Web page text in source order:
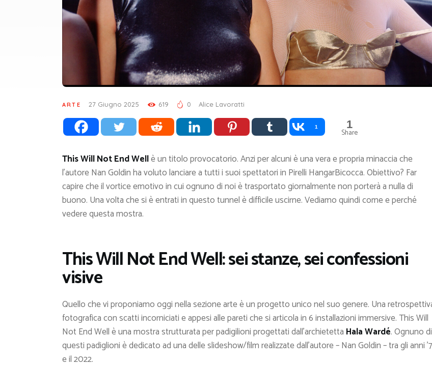
ARTE 27 Giugno 2025 619 0 Alice Lavoratti
1 1
Share
This Will Not End Wellè un titolo provocatorio. Anzi per alcuni è una vera e propria minaccia che
l’autore Nan Goldin ha voluto lanciare a tutti i suoi spettatori in Pirelli HangarBicocca. Obiettivo? Far
capire che il vortice emotivo in cui ognuno di noi è trasportato giornalmente non porterà a nulla di
buono. Una volta che si è entrati in questo tunnel è difficile uscirne. Vediamo quindi come e perché
vedere questa mostra.
This Will Not End Well: sei stanze, sei confessioni
visive
Quello che vi proponiamo oggi nella sezione arte è un progetto unico nel suo genere. Una
fotografica con scatti incorniciati e appesi alle pareti che si articola in 6 installazioni immersive. This Will
Not End Well è una mostra strutturata per padigilioni progettati dall’archietetta Hala Wardé. Ognuno di
questi padiglioni è dedicato ad una delle slideshow/film realizzate dall’autore – Nan Goldin – tra gli anni
e il 2022.